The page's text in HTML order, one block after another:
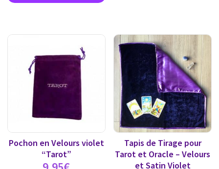
Pochon en Velours violet
“Tarot”
Tapis de Tirage pour
Tarot et Oracle – Velours
et Satin Violet